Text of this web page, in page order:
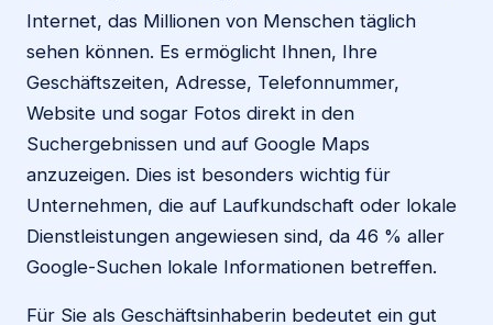
Internet, das Millionen von Menschen täglich
sehen können. Es ermöglicht Ihnen, Ihre
Geschäftszeiten, Adresse, Telefonnummer,
Website und sogar Fotos direkt in den
Suchergebnissen und auf Google Maps
anzuzeigen. Dies ist besonders wichtig für
Unternehmen, die auf Laufkundschaft oder lokale
Dienstleistungen angewiesen sind, da 46 % aller
Google-Suchen lokale Informationen betreffen.
Für Sie als Geschäftsinhaberin bedeutet ein gut